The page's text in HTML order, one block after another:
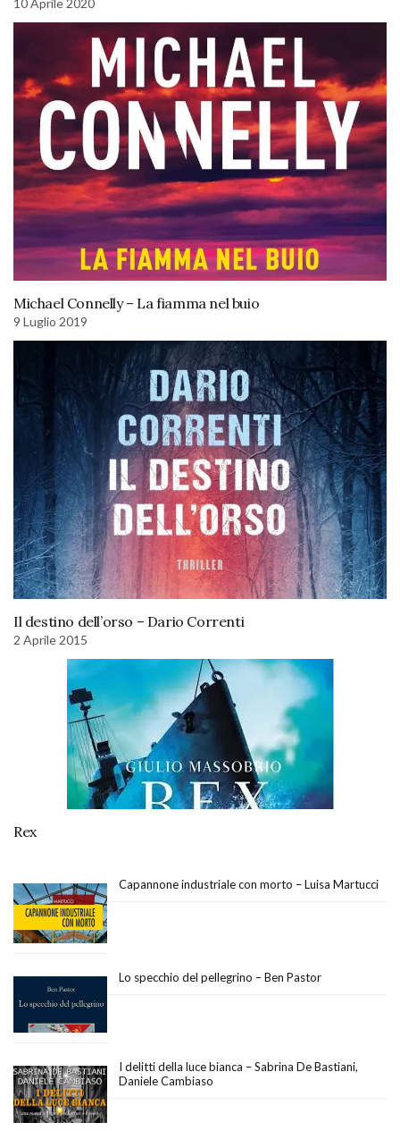
10 Aprile 2020
Michael Connelly – La fiamma nel buio
9 Luglio 2019
Il destino dell’orso – Dario Correnti
2 Aprile 2015
Rex
Capannone industriale con morto – Luisa Martucci
Lo specchio del pellegrino – Ben Pastor
I delitti della luce bianca – Sabrina De Bastiani,
Daniele Cambiaso